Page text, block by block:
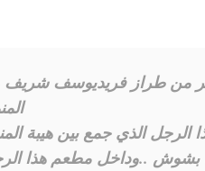
من طراز فريديوسف شريف
الرجل الذي جمع بين هيبة
بشوش ..وداخل مطعم هذا